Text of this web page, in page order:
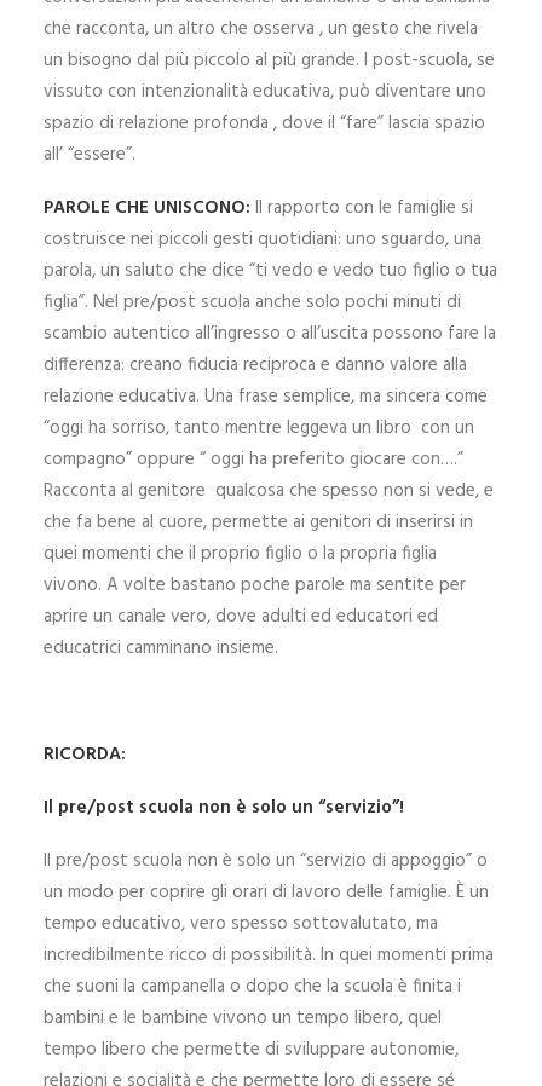
che racconta, un altro che osserva , un gesto che rivela
un bisogno dal più piccolo al più grande. l post-scuola, se
vissuto con intenzionalità educativa, può diventare uno
spazio di relazione profonda , dove il “fare” lascia spazio
all’ “essere”.
PAROLE CHE UNISCONO: Il rapporto con le famiglie si
costruisce nei piccoli gesti quotidiani: uno sguardo, una
parola, un saluto che dice “ti vedo e vedo tuo figlio o tua
figlia”. Nel pre/post scuola anche solo pochi minuti di
scambio autentico all’ingresso o all’uscita possono fare la
differenza: creano fiducia reciproca e danno valore alla
relazione educativa. Una frase semplice, ma sincera come
“oggi ha sorriso, tanto mentre leggeva un libro con un
compagno” oppure “ oggi ha preferito giocare con….”
Racconta al genitore qualcosa che spesso non si vede, e
che fa bene al cuore, permette ai genitori di inserirsi in
quei momenti che il proprio figlio o la propria figlia
vivono. A volte bastano poche parole ma sentite per
aprire un canale vero, dove adulti ed educatori ed
educatrici camminano insieme.
RICORDA:
Il pre/post scuola non è solo un “servizio”!
Il pre/post scuola non è solo un “servizio di appoggio” o
un modo per coprire gli orari di lavoro delle famiglie. È un
tempo educativo, vero spesso sottovalutato, ma
incredibilmente ricco di possibilità. In quei momenti prima
che suoni la campanella o dopo che la scuola è finita i
bambini e le bambine vivono un tempo libero, quel
tempo libero che permette di sviluppare autonomie,